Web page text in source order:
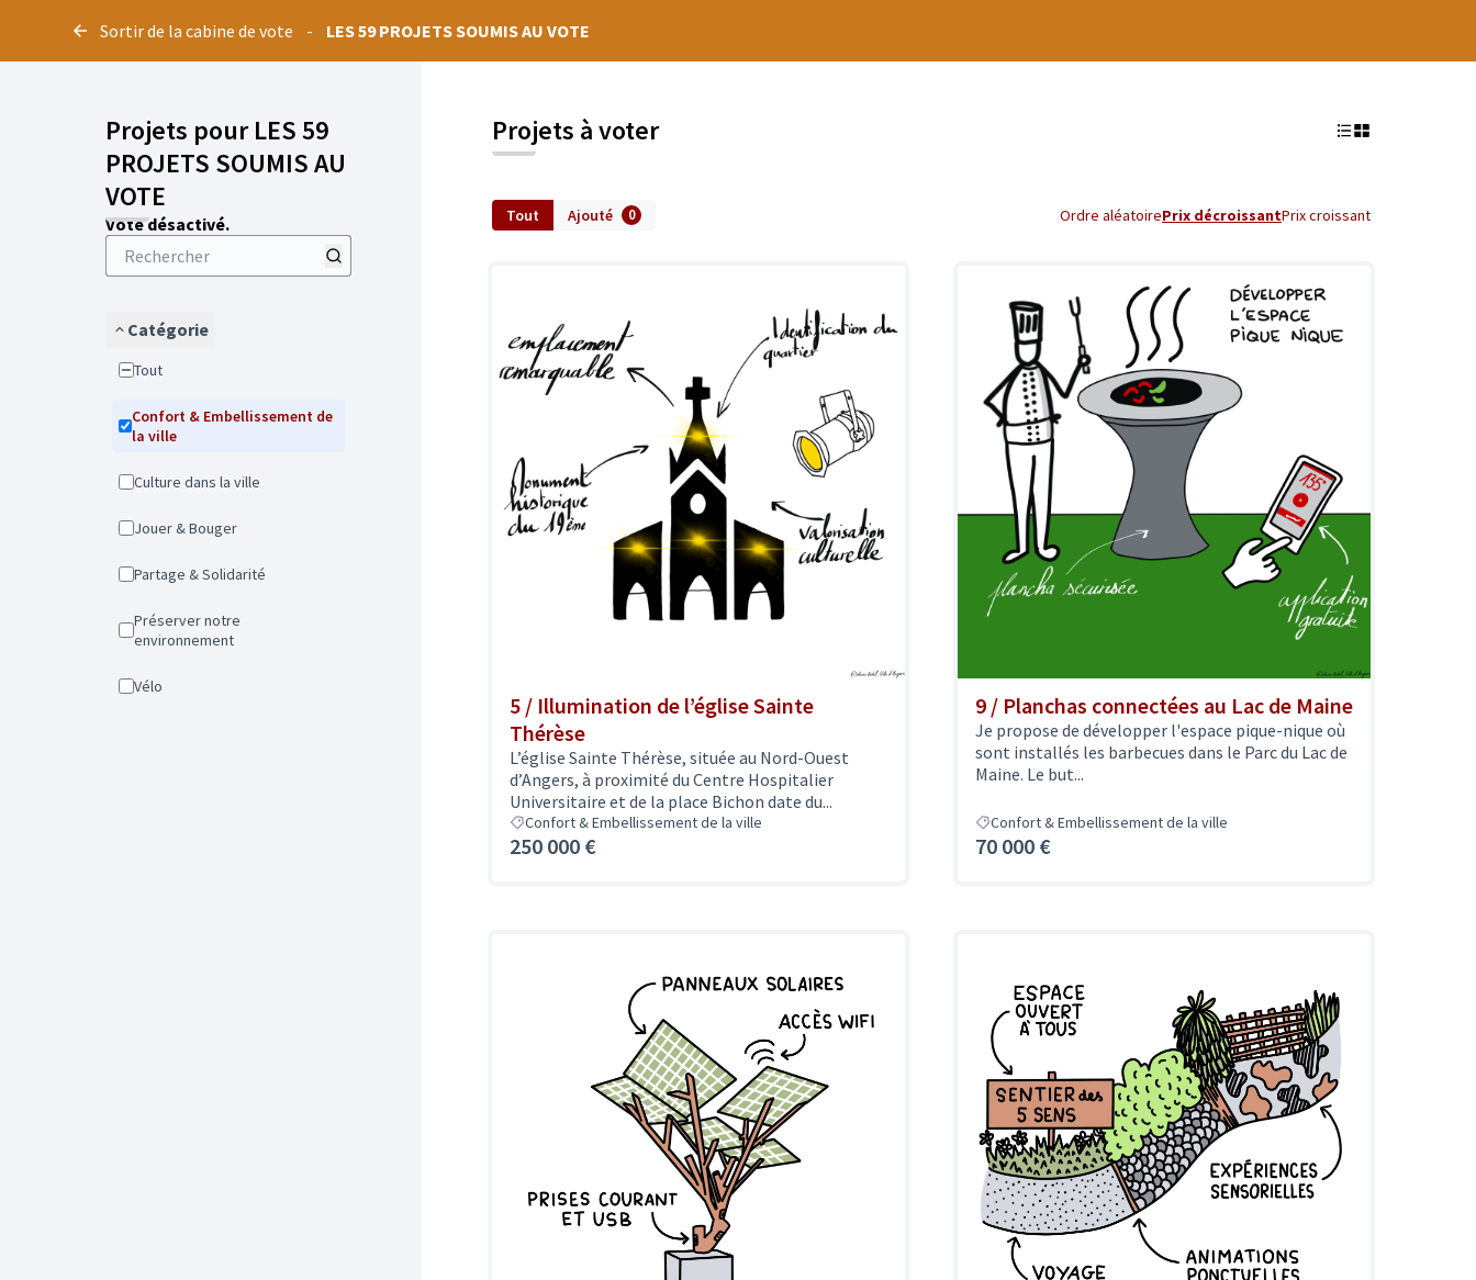
Sortir de la cabine de vote - LES 59 PROJETS SOUMIS AU VOTE
Projets pour LES 59
PROJETS SOUMIS AU
VOTE
Vote désactivé.
Catégorie
Tout
Confort & Embellissement de
la ville
Culture dans la ville
Jouer & Bouger
Partage & Solidarité
Préserver notre
environnement
Vélo
Projets à voter
Tout Ajouté 0 Ordre aléatoirePrix décroissantPrix croissant
5 / Illumination de l’église Sainte
Thérèse
L’église Sainte Thérèse, située au Nord-Ouest
d’Angers, à proximité du Centre Hospitalier
Universitaire et de la place Bichon date du...
Confort & Embellissement de la ville
250 000 €
9 / Planchas connectées au Lac de Maine
Je propose de développer l'espace pique-nique où
sont installés les barbecues dans le Parc du Lac de
Maine. Le but...
Confort & Embellissement de la ville
70 000 €